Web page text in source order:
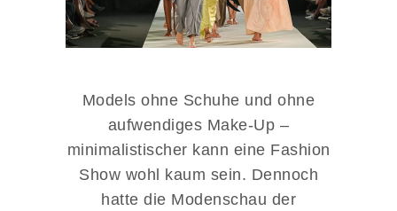
Models ohne Schuhe und ohne
aufwendiges Make-Up –
minimalistischer kann eine Fashion
Show wohl kaum sein. Dennoch
hatte die Modenschau der